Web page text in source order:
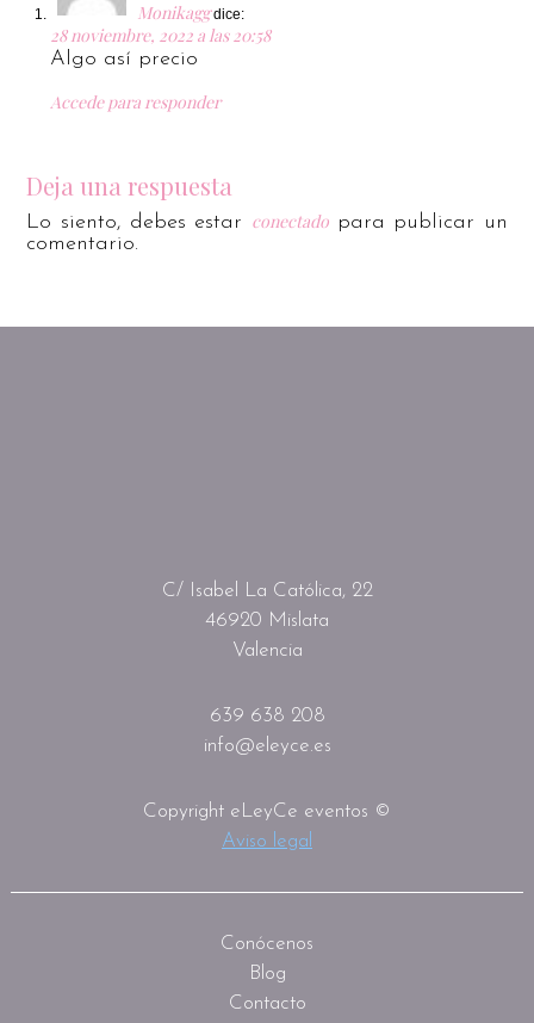
Monikagg dice:
28 noviembre, 2022 a las 20:58
Algo así precio
Accede para responder
Deja una respuesta
Lo siento, debes estar conectadopara publicar un
comentario.
C/ Isabel La Católica, 22
46920 Mislata
Valencia
639 638 208
info@eleyce.es
Copyright eLeyCe eventos ©
Aviso legal
Conócenos
Blog
Contacto